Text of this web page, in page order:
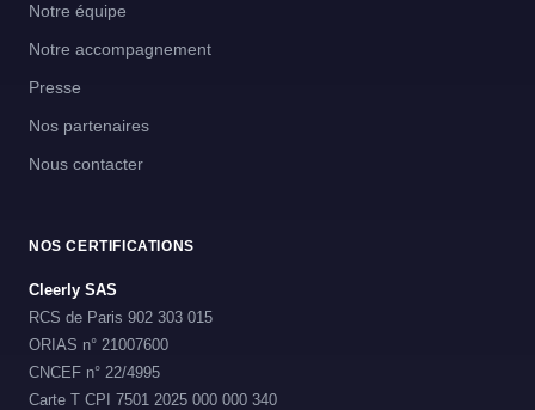
Notre équipe
Notre accompagnement
Presse
Nos partenaires
Nous contacter
NOS CERTIFICATIONS
Cleerly SAS
RCS de Paris 902 303 015
ORIAS n° 21007600
CNCEF n° 22/4995
Carte T CPI 7501 2025 000 000 340